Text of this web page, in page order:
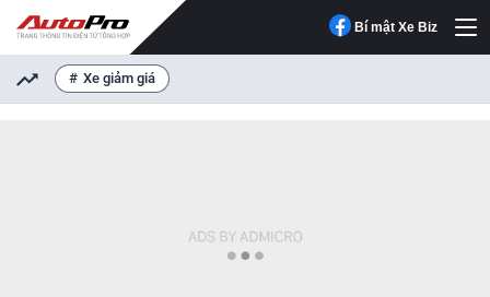
Bí mật Xe Biz
Xe giảm giá